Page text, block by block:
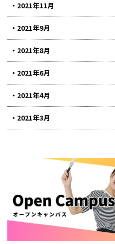
2021年11月
2021年9月
2021年8月
2021年6月
2021年4月
2021年3月